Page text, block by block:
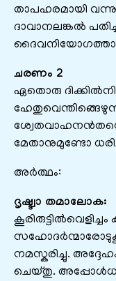
താപഹരമായി
ദാവാനലങ്കല്‍
ചരണം 2
ഏതൊരു
മേതാനുമുണ്ടോ
അർത്ഥം:
ദൃഷ്ട്വാ തമാലോക:
നമസ്കരിച്ചു.
ചെയ്തു.